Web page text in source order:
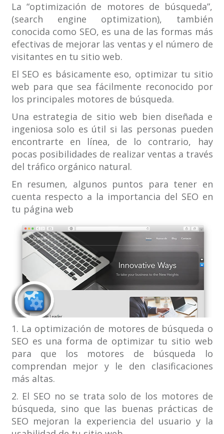
La “optimización de motores de búsqueda”,
(search engine optimization), también
conocida como SEO, es una de las formas más
efectivas de mejorar las ventas y el número de
visitantes en tu sitio web.
El SEO es básicamente eso, optimizar tu sitio
web para que sea fácilmente reconocido por
los principales motores de búsqueda.
Una estrategia de sitio web bien diseñada e
ingeniosa solo es útil si las personas pueden
encontrarte en línea, de lo contrario, hay
pocas posibilidades de realizar ventas a través
del tráfico orgánico natural.
En resumen, algunos puntos para tener en
cuenta respecto a la importancia del SEO en
tu página web
1. La optimización de motores de búsqueda o
SEO es una forma de optimizar tu sitio web
para que los motores de búsqueda lo
comprendan mejor y le den clasificaciones
más altas.
2. El SEO no se trata solo de los motores de
búsqueda, sino que las buenas prácticas de
SEO mejoran la experiencia del usuario y la